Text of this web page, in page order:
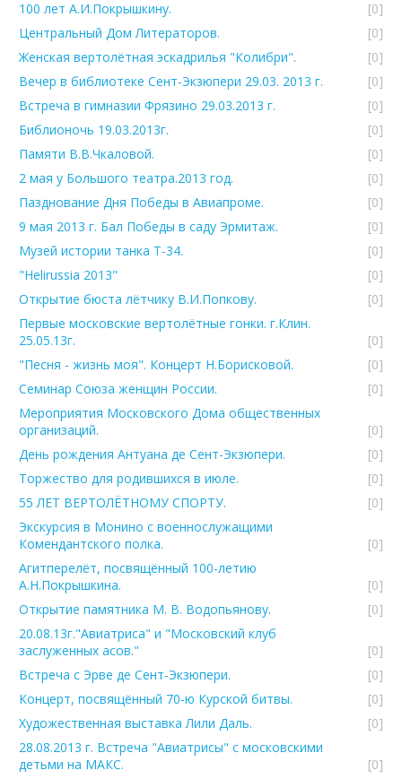
100 лет А.И.Покрышкину.
[0]
Центральный Дом Литераторов.
[0]
Женская вертолётная эскадрилья "Колибри".
[0]
Вечер в библиотеке Сент-Экзюпери 29.03. 2013 г.
[0]
Встреча в гимназии Фрязино 29.03.2013 г.
[0]
Библионочь 19.03.2013г.
[0]
Памяти В.В.Чкаловой.
[0]
2 мая у Большого театра.2013 год.
[0]
Пазднование Дня Победы в Авиапроме.
[0]
9 мая 2013 г. Бал Победы в саду Эрмитаж.
[0]
Музей истории танка Т-34.
[0]
"Helirussia 2013"
[0]
Открытие бюста лётчику В.И.Попкову.
[0]
Первые московские вертолётные гонки. г.Клин.
25.05.13г.
[0]
"Песня - жизнь моя". Концерт Н.Борисковой.
[0]
Семинар Союза женщин России.
[0]
Мероприятия Московского Дома общественных
организаций.
[0]
День рождения Антуана де Сент-Экзюпери.
[0]
Торжество для родившихся в июле.
[0]
55 ЛЕТ ВЕРТОЛЁТНОМУ СПОРТУ.
[0]
Экскурсия в Монино с военнослужащими
Комендантского полка.
[0]
Агитперелёт, посвящённый 100-летию
А.Н.Покрышкина.
[0]
Открытие памятника М. В. Водопьянову.
[0]
20.08.13г."Авиатриса" и "Московский клуб
заслуженных асов."
[0]
Встреча с Эрве де Сент-Экзюпери.
[0]
Концерт, посвящённый 70-ю Курской битвы.
[0]
Художественная выставка Лили Даль.
[0]
28.08.2013 г. Встреча "Авиатрисы" с московскими
детьми на МАКС.
[0]